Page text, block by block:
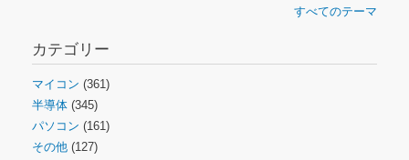
すべてのテーマ
カテゴリー
マイコン (361)
半導体 (345)
パソコン (161)
その他 (127)